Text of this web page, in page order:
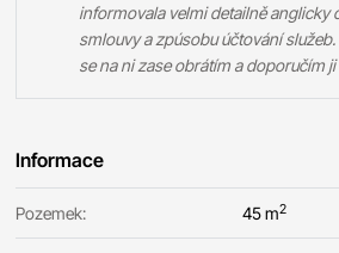
informovala velmi detailně anglicky
smlouvy a zpúsobu účtování
se na ni zase obrátím a doporučím
Informace
Pozemek: 45 m2